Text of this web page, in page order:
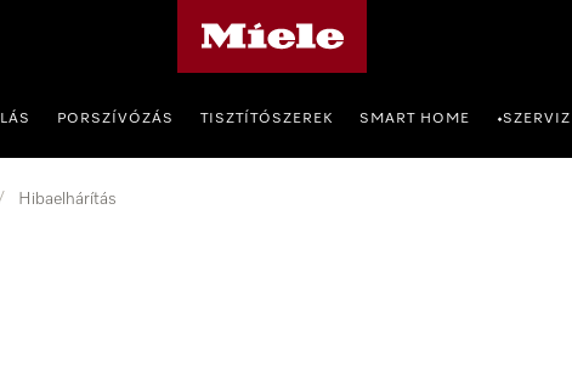
PORSZÍVÓZÁS TISZTÍTÓSZEREK SMART HOME •SZERVIZ
/ Hibaelhárítás